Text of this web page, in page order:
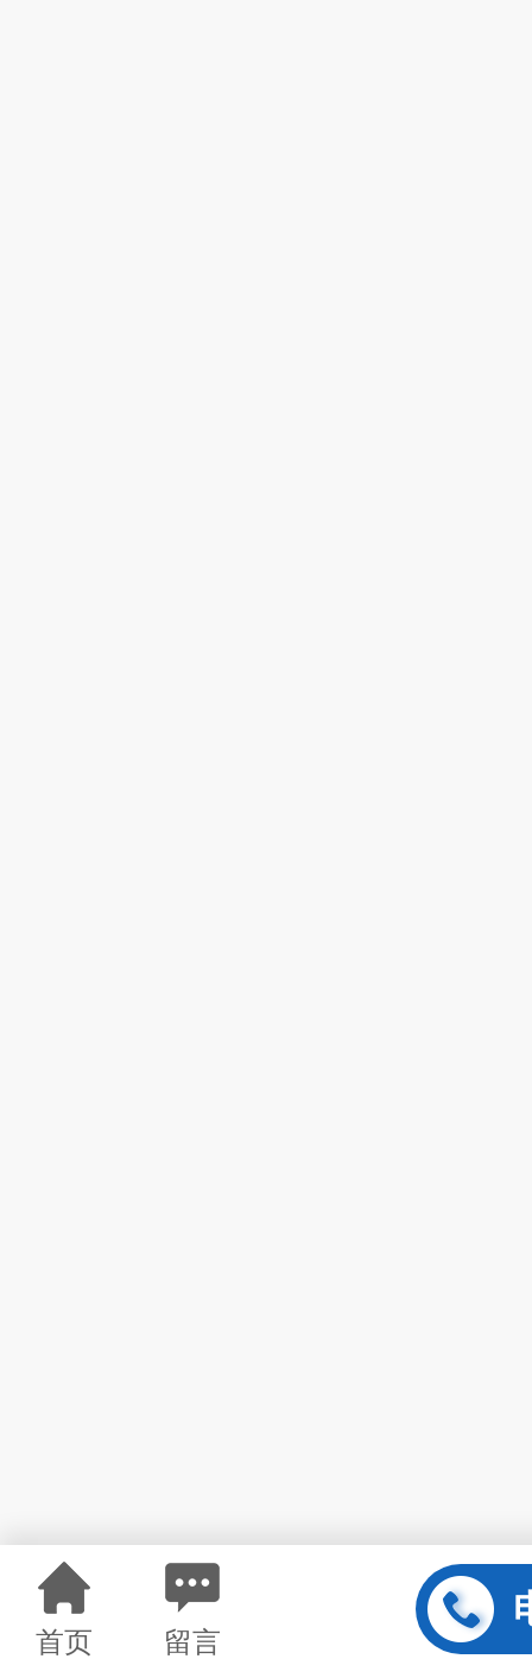
首页 留言